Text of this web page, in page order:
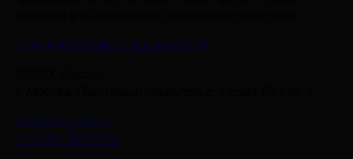
Политика Конфиденциальности
info@nmgdoc.ru
+7 (495) 937-6170